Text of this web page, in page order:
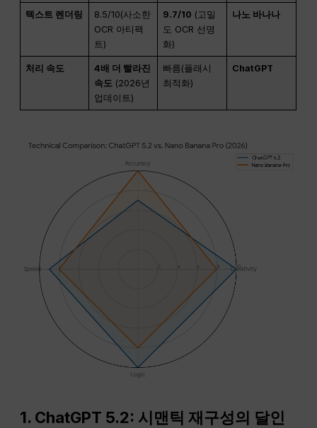
텍스트 렌더링
8.5/10(사소한
OCR 아티팩
트)
9.7/10 (고밀
도 OCR 선명
화)
나노 바나나
처리 속도
4배 더 빨라진
속도(2026년
업데이트)
빠름(플래시
최적화)
ChatGPT
1. ChatGPT 5.2: 시맨틱 재구성의 달인